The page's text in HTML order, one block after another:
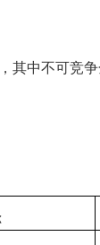
其中不可竞